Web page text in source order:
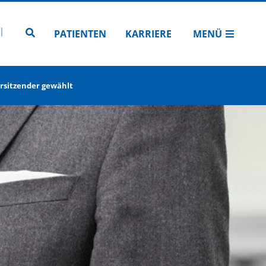
Zur Seitensuche
PATIENTEN KARRIERE MENÜ
gewählt